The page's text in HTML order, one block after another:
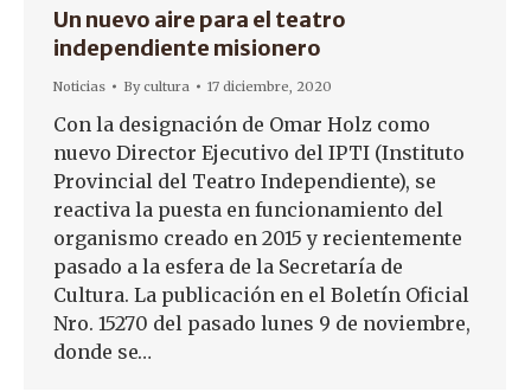
Un nuevo aire para el teatro
independiente misionero
Noticias Bycultura 17 diciembre, 2020
Con la designación de Omar Holz como
nuevo Director Ejecutivo del IPTI (Instituto
Provincial del Teatro Independiente), se
reactiva la puesta en funcionamiento del
organismo creado en 2015 y recientemente
pasado a la esfera de la Secretaría de
Cultura. La publicación en el Boletín Oficial
Nro. 15270 del pasado lunes 9 de noviembre,
donde se…